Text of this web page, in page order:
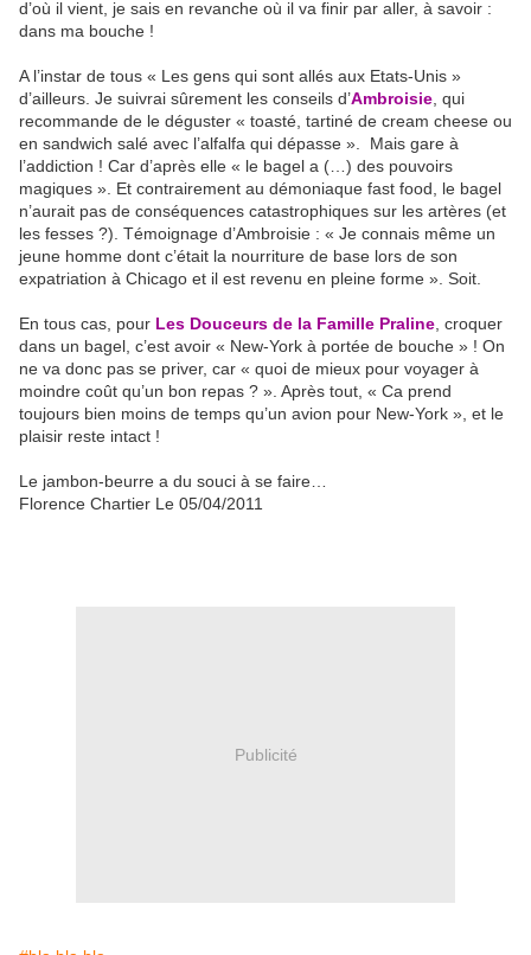
d’où il vient, je sais en revanche où il va finir par aller, à savoir :
dans ma bouche !
A l’instar de tous « Les gens qui sont allés aux Etats-Unis »
d’ailleurs. Je suivrai sûrement les conseils d’Ambroisie , qui
recommande de le déguster « toasté, tartiné de cream cheese ou
en sandwich salé avec l’alfalfa qui dépasse ». Mais gare à
l’addiction ! Car d’après elle « le bagel a (…) des pouvoirs
magiques ». Et contrairement au démoniaque fast food, le bagel
n’aurait pas de conséquences catastrophiques sur les artères (et
les fesses ?). Témoignage d’Ambroisie : « Je connais même un
jeune homme dont c’était la nourriture de base lors de son
expatriation à Chicago et il est revenu en pleine forme ». Soit.
En tous cas, pour Les Douceurs de la Famille Praline , croquer
dans un bagel, c’est avoir « New-York à portée de bouche » ! On
ne va donc pas se priver, car « quoi de mieux pour voyager à
moindre coût qu’un bon repas ? ». Après tout, « Ca prend
toujours bien moins de temps qu’un avion pour New-York », et le
plaisir reste intact !
Le jambon-beurre a du souci à se faire…
Florence Chartier Le 05/04/2011
Publicité